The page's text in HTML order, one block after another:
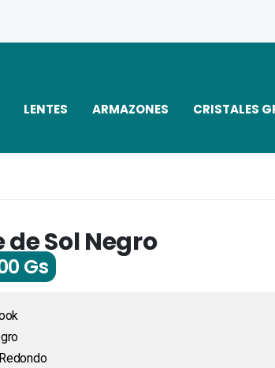
LENTES ARMAZONES CRISTALES
de Sol Negro
Gs